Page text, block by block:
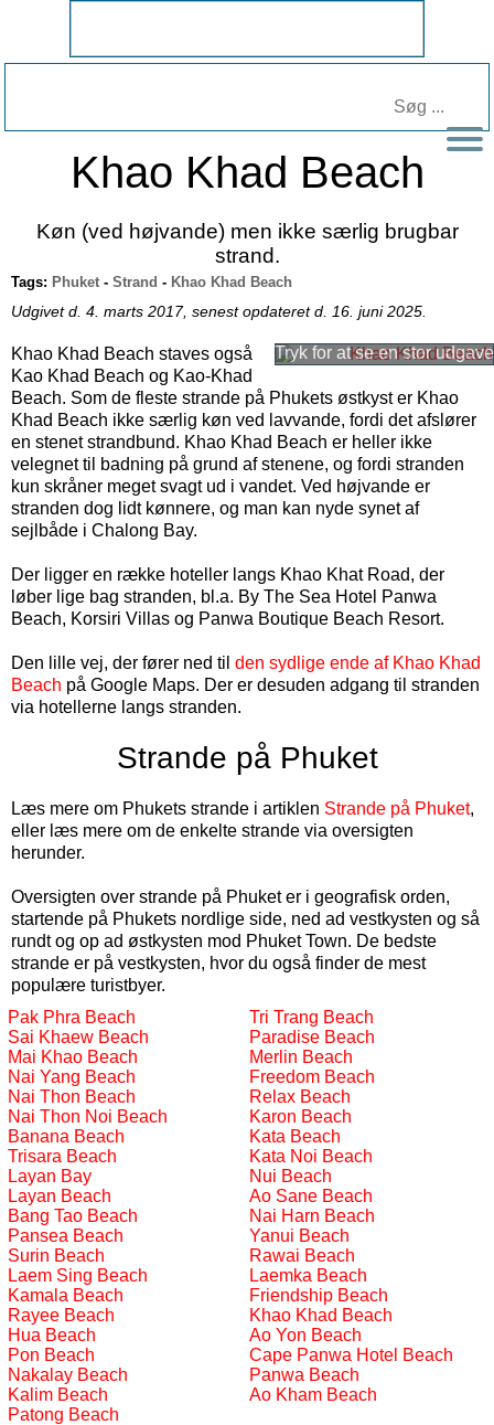
Khao Khad Beach
Køn (ved højvande) men ikke særlig brugbar
strand.
Tags: Phuket - Strand - Khao Khad Beach
Udgivet d. 4. marts 2017, senest opdateret d. 16. juni 2025.
Khao Khad Beach staves også
Kao Khad Beach og Kao-Khad
Beach. Som de fleste strande på Phukets østkyst er Khao
Khad Beach ikke særlig køn ved lavvande, fordi det afslører
en stenet strandbund. Khao Khad Beach er heller ikke
velegnet til badning på grund af stenene, og fordi stranden
kun skråner meget svagt ud i vandet. Ved højvande er
stranden dog lidt kønnere, og man kan nyde synet af
sejlbåde i Chalong Bay.
Der ligger en række hoteller langs Khao Khat Road, der
løber lige bag stranden, bl.a. By The Sea Hotel Panwa
Beach, Korsiri Villas og Panwa Boutique Beach Resort.
Den lille vej, der fører ned til den sydlige ende af Khao Khad
Beach på Google Maps. Der er desuden adgang til stranden
via hotellerne langs stranden.
Strande på Phuket
Læs mere om Phukets strande i artiklen Strande på Phuket,
eller læs mere om de enkelte strande via oversigten
herunder.
Oversigten over strande på Phuket er i geografisk orden,
startende på Phukets nordlige side, ned ad vestkysten og så
rundt og op ad østkysten mod Phuket Town. De bedste
strande er på vestkysten, hvor du også finder de mest
populære turistbyer.
Pak Phra Beach
Sai Khaew Beach
Mai Khao Beach
Nai Yang Beach
Nai Thon Beach
Nai Thon Noi Beach
Banana Beach
Trisara Beach
Layan Bay
Layan Beach
Bang Tao Beach
Pansea Beach
Surin Beach
Laem Sing Beach
Kamala Beach
Rayee Beach
Hua Beach
Pon Beach
Nakalay Beach
Kalim Beach
Patong Beach
Tri Trang Beach
Paradise Beach
Merlin Beach
Freedom Beach
Relax Beach
Karon Beach
Kata Beach
Kata Noi Beach
Nui Beach
Ao Sane Beach
Nai Harn Beach
Yanui Beach
Rawai Beach
Laemka Beach
Friendship Beach
Khao Khad Beach
Ao Yon Beach
Cape Panwa Hotel Beach
Panwa Beach
Ao Kham Beach